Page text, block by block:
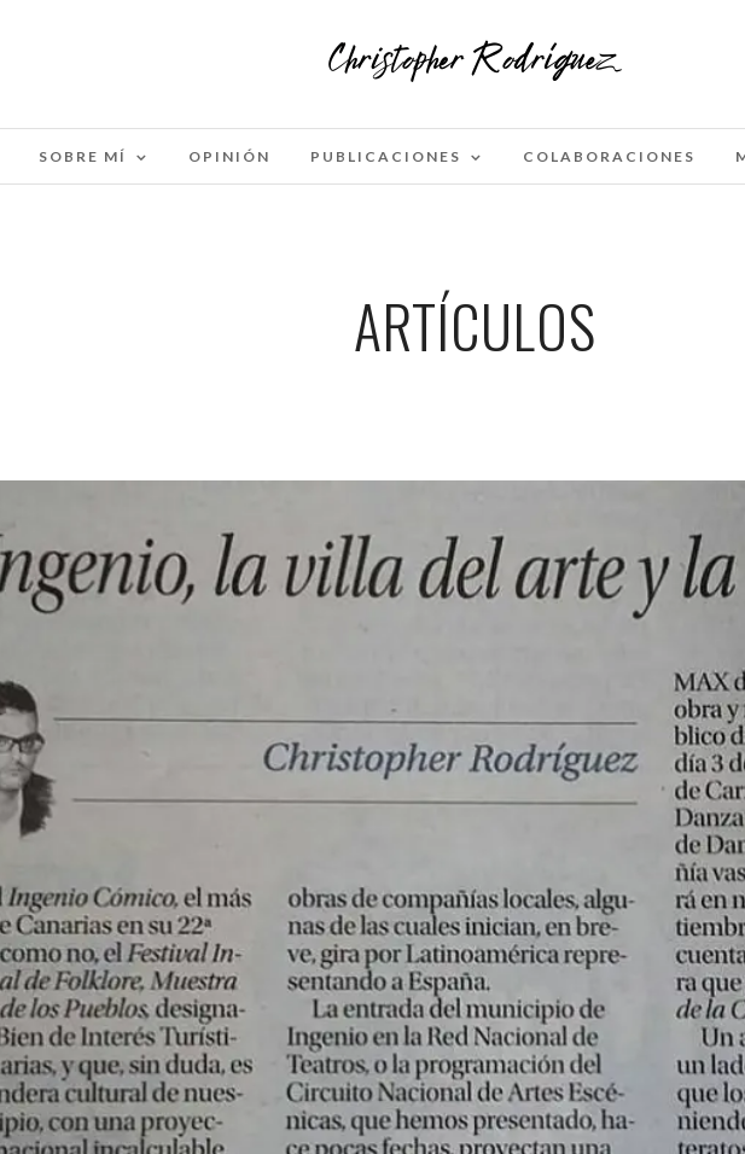
SOBRE MÍ OPINIÓN PUBLICACIONES COLABORACIONES
ARTÍCULOS